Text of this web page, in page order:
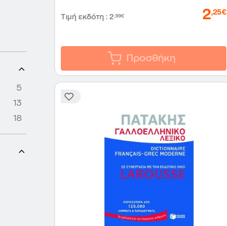
5
13
18
Τιμή εκδότη : 2,99€ 2,25€
Προσθήκη